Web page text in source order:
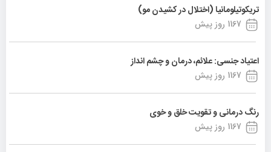
تریکوتیلومانیا (اختلال در کشیدن مو)
1167 روز پیش
اعتیاد جنسی: علائم، درمان و چشم انداز
1167 روز پیش
رنگ درمانی و تقویت خلق و خوی
1167 روز پیش